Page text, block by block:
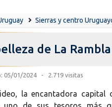
Sierras y centro
de La
05/01/2024 - 2.719 visitas
la encantadora capital